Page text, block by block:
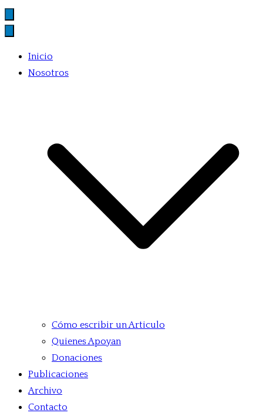
Inicio
Nosotros
Cómo escribir un Articulo
Quienes Apoyan
Donaciones
Publicaciones
Archivo
Contacto